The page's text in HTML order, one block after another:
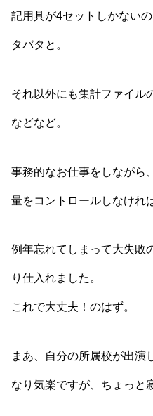
記用具が4セットしかない
タバタと。
それ以外にも集計ファイル
などなど。
事務的なお仕事をしながら
量をコントロールしなけれ
例年忘れてしまって大失敗
り仕入れました。
これで大丈夫！のはず。
まあ、自分の所属校が出演
なり気楽ですが、ちょっと